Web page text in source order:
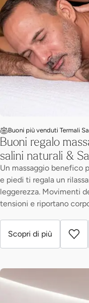
Buoni più venduti Termali
Buoni regalo
salini naturali &
Un massaggio benefico
e piedi ti regala un
leggerezza. Movimenti
tensioni e riportano
Scopri di più